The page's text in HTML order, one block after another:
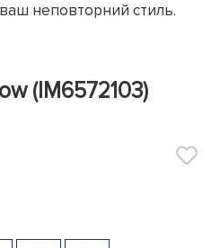
ваш неповторний стиль.
(IM6572103)